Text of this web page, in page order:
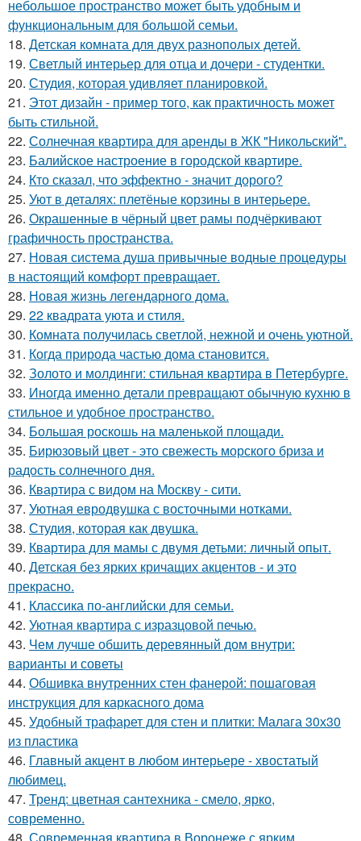
небольшое пространство может быть удобным и
функциональным для большой семьи.
18. Детская комната для двух разнополых детей.
19. Светлый интерьер для отца и дочери - студентки.
20. Студия, которая удивляет планировкой.
21. Этот дизайн - пример того, как практичность может
быть стильной.
22. Солнечная квартира для аренды в ЖК "Никольский".
23. Балийское настроение в городской квартире.
24. Кто сказал, что эффектно - значит дорого?
25. Уют в деталях: плетёные корзины в интерьере.
26. Окрашенные в чёрный цвет рамы подчёркивают
графичность пространства.
27. Новая система душа привычные водные процедуры
в настоящий комфорт превращает.
28. Новая жизнь легендарного дома.
29. 22 квадрата уюта и стиля.
30. Комната получилась светлой, нежной и очень уютной.
31. Когда природа частью дома становится.
32. Золото и молдинги: стильная квартира в Петербурге.
33. Иногда именно детали превращают обычную кухню в
стильное и удобное пространство.
34. Большая роскошь на маленькой площади.
35. Бирюзовый цвет - это свежесть морского бриза и
радость солнечного дня.
36. Квартира с видом на Москву - сити.
37. Уютная евродвушка с восточными нотками.
38. Студия, которая как двушка.
39. Квартира для мамы с двумя детьми: личный опыт.
40. Детская без ярких кричащих акцентов - и это
прекрасно.
41. Классика по-английски для семьи.
42. Уютная квартира с изразцовой печью.
43. Чем лучше обшить деревянный дом внутри:
варианты и советы
44. Обшивка внутренних стен фанерой: пошаговая
инструкция для каркасного дома
45. Удобный трафарет для стен и плитки: Малага 30х30
из пластика
46. Главный акцент в любом интерьере - хвостатый
любимец.
47. Тренд: цветная сантехника - смело, ярко,
современно.
48. Современная квартира в Воронеже с ярким